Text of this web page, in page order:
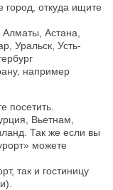
город, откуда ищите
Астана,
Уральск, Усть-
например
посетить.
Вьетнам,
Так же если вы
можете
так и гостиницу